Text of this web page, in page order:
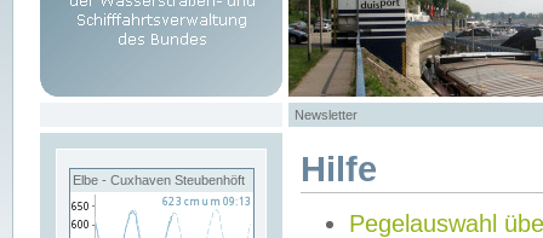
Newsletter
Elbe - Cuxhaven Steubenhöft Hilfe
Pegelauswahl